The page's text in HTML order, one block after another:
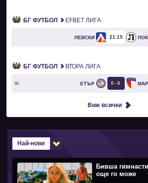
БГ ФУТБОЛ EFBET ЛИГА
ЛЕВСКИ 21 15
БГ ФУТБОЛ ВТОРА ЛИГА
58` ЕТЪР 0 0
Виж всички
Най-нови
Бивша
още го може